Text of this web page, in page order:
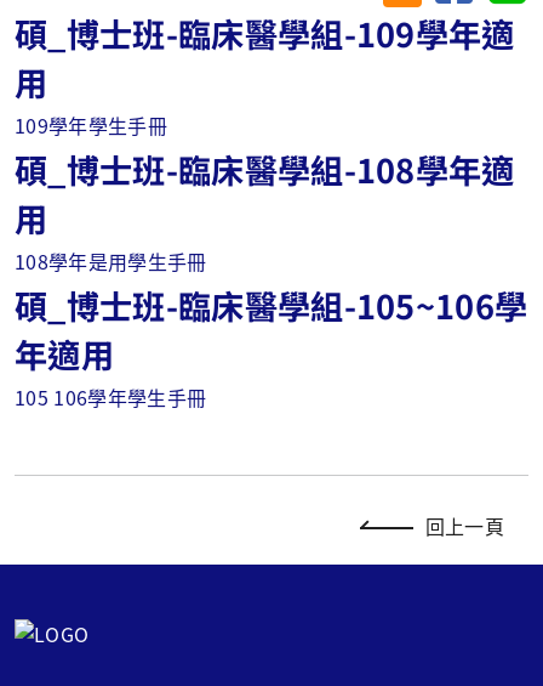
碩_博士班-臨床醫學組-109學年適
用
109學年學生手冊
碩_博士班-臨床醫學組-108學年適
用
108學年是用學生手冊
碩_博士班-臨床醫學組-105~106學
年適用
105 106學年學生手冊
回上一頁